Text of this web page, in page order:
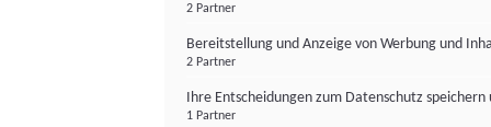
2 Partner
Bereitstellung und Anzeige von Werbung und
2 Partner
Ihre Entscheidungen zum Datenschutz
1 Partner